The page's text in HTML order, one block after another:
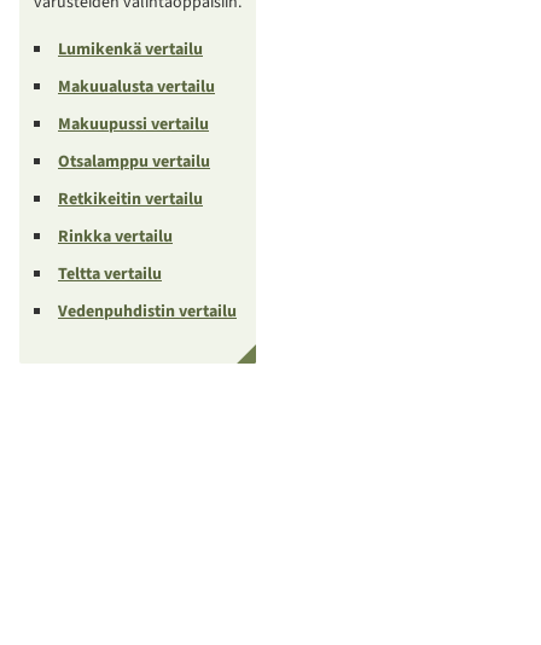
Lumikenkä vertailu
Makuualusta vertailu
Makuupussi vertailu
Otsalamppu vertailu
Retkikeitin vertailu
Rinkka vertailu
Teltta vertailu
Vedenpuhdistin vertailu